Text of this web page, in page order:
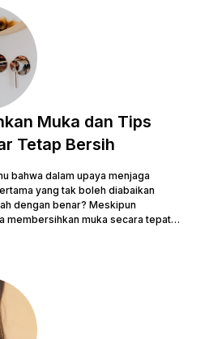
pola hidup yang lebih sehat
meniruskan pipi. Tentu
membuat...
Muka dan Tips
Tetap Bersih
bahwa dalam upaya menjaga
yang tak boleh diabaikan
dengan benar? Meskipun
membersihkan muka secara tepat
menjaga kulit tetap sehat dan
penyerapan produk perawatan kulit
adalah pilihan pembersih yang
untuk menghapus makeup dan